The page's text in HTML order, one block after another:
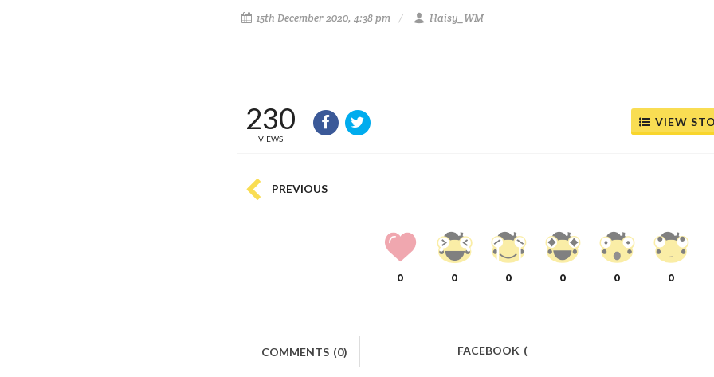
15th December 2020, 4:38 pm Haisy_WM
230
VIEWS
VIEW
PREVIOUS
0 0 0 0 0 0
COMMENTS (0) FACEBOOK (